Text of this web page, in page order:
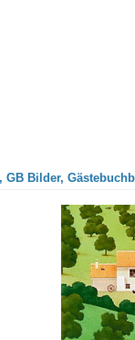
GB Bilder,